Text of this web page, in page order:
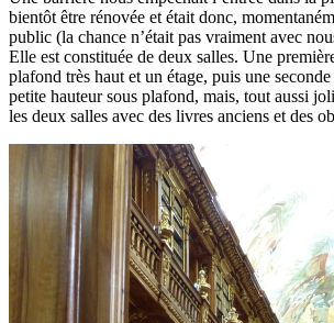
bientôt être rénovée et était donc,
public (la chance n’était pas vraiment avec
Elle est constituée de deux salles. Une
plafond très haut et un étage, puis une
petite hauteur sous plafond, mais, tout aussi
les deux salles avec des livres anciens et des